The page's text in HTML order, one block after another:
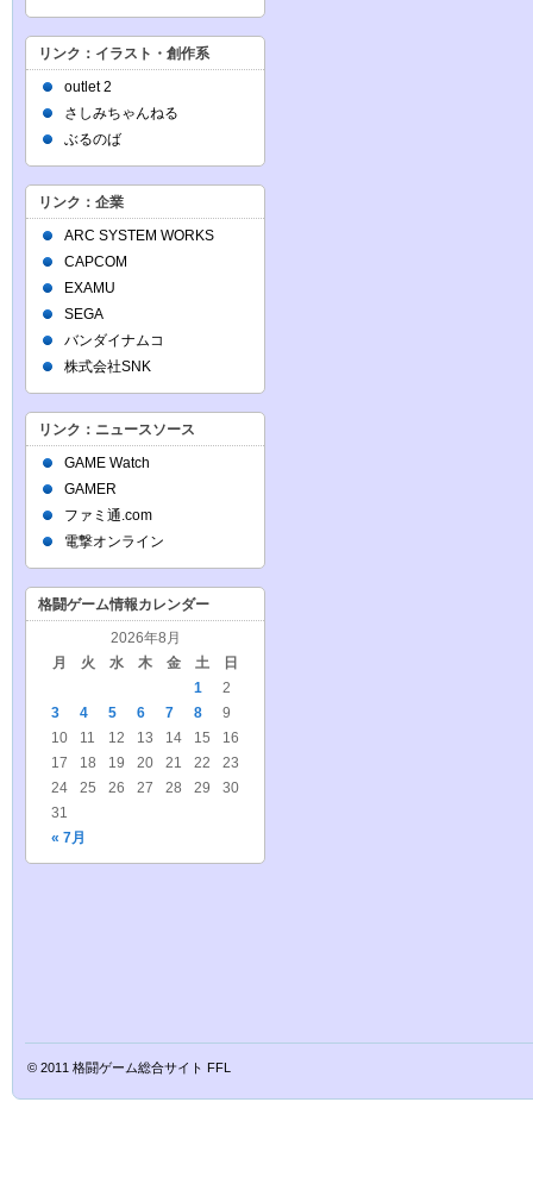
リンク：イラスト・創作系
outlet 2
さしみちゃんねる
ぶるのば
リンク：企業
ARC SYSTEM WORKS
CAPCOM
EXAMU
SEGA
バンダイナムコ
株式会社SNK
リンク：ニュースソース
GAME Watch
GAMER
ファミ通.com
電撃オンライン
格闘ゲーム情報カレンダー
2026年8月
月
火 水 木 金 土 日
« 7月
1
2
3
4 5 6 7 8
9
10
11 12 13 14 15
16
17
18 19 20 21 22
23
24
25 26 27 28 29
30
31
© 2011 格闘ゲーム総合サイト FFL